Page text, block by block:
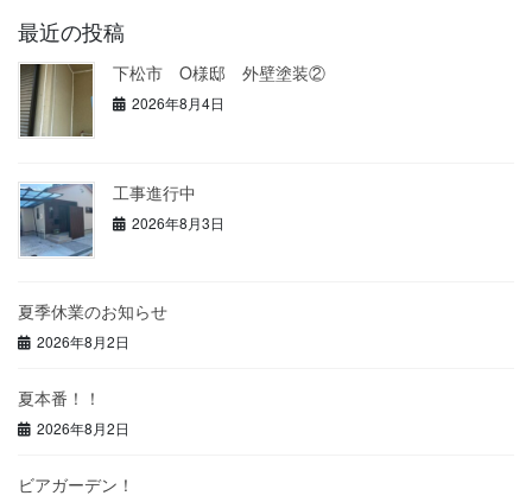
最近の投稿
下松市 O様邸 外壁塗装②
2026年8月4日
工事進行中
2026年8月3日
夏季休業のお知らせ
2026年8月2日
夏本番！！
2026年8月2日
ビアガーデン！